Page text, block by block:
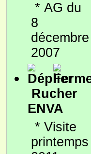
* AG du
8
décembre
2007
Rucher
ENVA
* Visite
printemps